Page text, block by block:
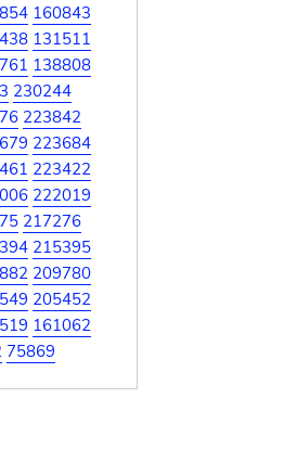
160843
131511
138808
230244
223842
223684
223422
222019
217276
215395
209780
205452
161062
75869